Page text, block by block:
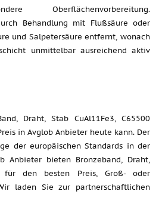
Oberflächenvorbereitung.
Behandlung mit Flußsäure oder
und Salpetersäure entfernt, wonach
unmittelbar ausreichend aktiv
Draht, Stab CuAl11Fe3, C65500
in Avglob Anbieter heute kann. Der
der europäischen Standards in der
Anbieter bieten Bronzeband, Draht,
für den besten Preis, Groß- oder
laden Sie zur partnerschaftlichen